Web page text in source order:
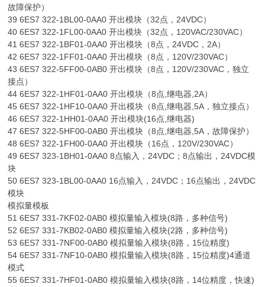
故障保护）
39 6ES7 322-1BL00-0AA0 开出模块（32点，24VDC）
40 6ES7 322-1FL00-0AA0 开出模块（32点，120VAC/230VAC）
41 6ES7 322-1BF01-0AA0 开出模块（8点，24VDC，2A）
42 6ES7 322-1FF01-0AA0 开出模块（8点，120V/230VAC）
43 6ES7 322-5FF00-0AB0 开出模块（8点，120V/230VAC，独立
接点）
44 6ES7 322-1HF01-0AA0 开出模块（8点,继电器,2A）
45 6ES7 322-1HF10-0AA0 开出模块（8点,继电器,5A，独立接点）
46 6ES7 322-1HH01-0AA0 开出模块(16点,继电器)
47 6ES7 322-5HF00-0AB0 开出模块（8点,继电器,5A，故障保护）
48 6ES7 322-1FH00-0AA0 开出模块（16点，120V/230VAC）
49 6ES7 323-1BH01-0AA0 8点输入，24VDC；8点输出，24VDC模
块
50 6ES7 323-1BL00-0AA0 16点输入，24VDC；16点输出，24VDC
模块
模拟量模板
51 6ES7 331-7KF02-0AB0 模拟量输入模块(8路，多种信号)
52 6ES7 331-7KB02-0AB0 模拟量输入模块(2路，多种信号)
53 6ES7 331-7NF00-0AB0 模拟量输入模块(8路，15位精度)
54 6ES7 331-7NF10-0AB0 模拟量输入模块(8路，15位精度)4通道
模式
55 6ES7 331-7HF01-0AB0 模拟量输入模块(8路，14位精度，快速)